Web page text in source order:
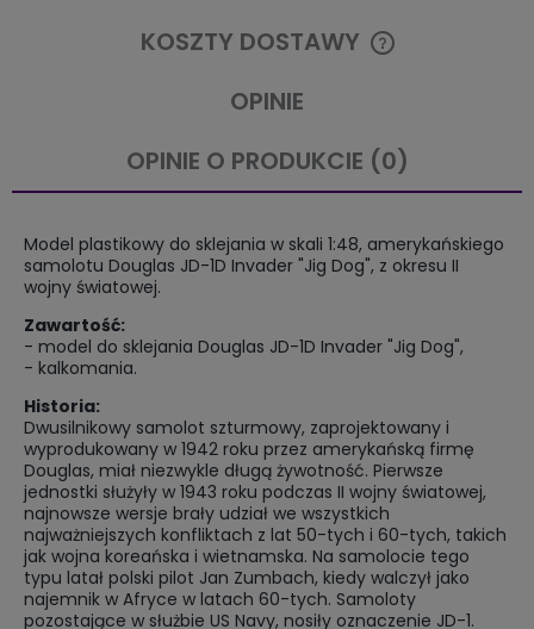
KOSZTY DOSTAWY
CENA NIE ZAWIERA EWENTUALNYCH KOSZTÓW PŁATNOŚCI
OPINIE
OPINIE O PRODUKCIE (0)
Model plastikowy do sklejania w skali 1:48, amerykańskiego
samolotu Douglas JD-1D Invader "Jig Dog", z okresu II
wojny światowej.
Zawartość:
- model do sklejania Douglas JD-1D Invader "Jig Dog",
- kalkomania.
Historia:
Dwusilnikowy samolot szturmowy, zaprojektowany i
wyprodukowany w 1942 roku przez amerykańską firmę
Douglas, miał niezwykle długą żywotność. Pierwsze
jednostki służyły w 1943 roku podczas II wojny światowej,
najnowsze wersje brały udział we wszystkich
najważniejszych konfliktach z lat 50-tych i 60-tych, takich
jak wojna koreańska i wietnamska. Na samolocie tego
typu latał polski pilot Jan Zumbach, kiedy walczył jako
najemnik w Afryce w latach 60-tych. Samoloty
pozostające w służbie US Navy, nosiły oznaczenie JD-1.